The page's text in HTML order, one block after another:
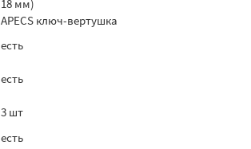
18 мм)
APECS ключ-вертушка
есть
есть
3 шт
есть